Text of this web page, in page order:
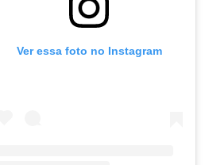
Ver essa foto no Instagram